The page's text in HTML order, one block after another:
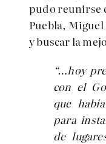
pudo reunirse
Puebla,
y buscar la
“…hoy
con el
que
para
de